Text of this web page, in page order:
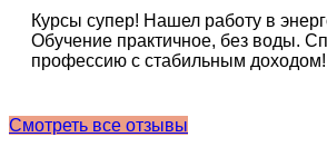
Курсы супер! Нашел работу в
Обучение практичное, без воды.
профессию с стабильным доходом!
Смотреть все отзывы